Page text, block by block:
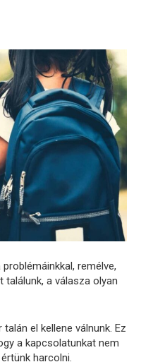
remélve,
a válasza olyan
el kellene válnunk. Ez
a kapcsolatunkat nem
harcolni.